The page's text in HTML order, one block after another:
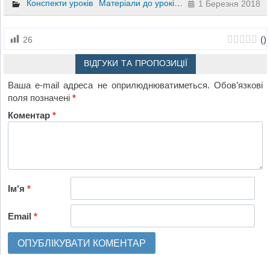
Конспекти уроків Матеріали до уроків Інший1 Березня 2018
26 ()
ВІДГУКИ ТА ПРОПОЗИЦІЇ
Ваша e-mail адреса не оприлюднюватиметься. Обов’язкові
поля позначені*
Коментар*
Ім'я*
Email*